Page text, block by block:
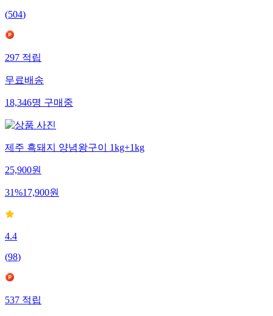
(504)
297 적립
무료배송
18,346명 구매중
제주 흑돼지 양념왕구이 1kg+1kg
25,900원
31%17,900원
4.4
(98)
537 적립